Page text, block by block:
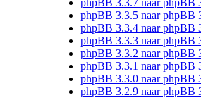
phpBB 3.3.5 naar phpBB
phpBB 3.3.4 naar phpBB
phpBB 3.3.3 naar phpBB
phpBB 3.3.2 naar phpBB
phpBB 3.3.1 naar phpBB
phpBB 3.3.0 naar phpBB
phpBB 3.2.9 naar phpBB